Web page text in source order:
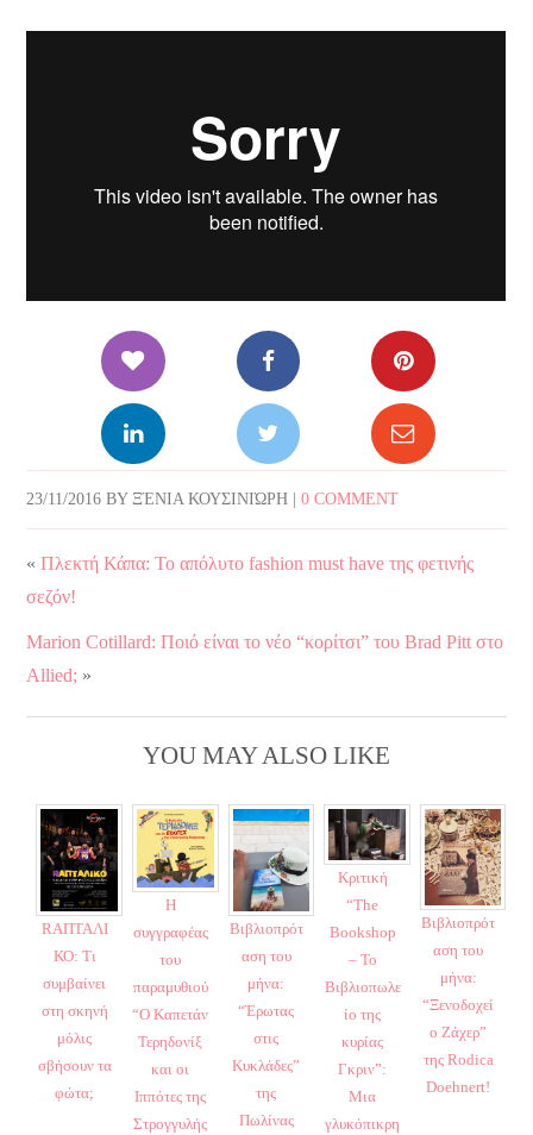
23/11/2016 BYΞΈΝΙΑ ΚΟΥΣΙΝΙΏΡΗ |0 COMMENT
«Πλεκτή Κάπα: Το απόλυτο fashion must have της φετινής
σεζόν!
Marion Cotillard: Ποιό είναι το νέο “κορίτσι” του Brad Pitt στο
Allied; »
YOU MAY ALSO LIKE
RΑΠΤΑΛΙ
ΚΟ: Τι
συμβαίνει
στη σκηνή
μόλις
σβήσουν τα
φώτα;
Η
συγγραφέας
του
παραμυθιού
“Ο Καπετάν
Τερηδονίξ
και οι
Ιππότες της
Στρογγυλής
Βιβλιοπρότ
αση του
μήνα:
“Έρωτας
στις
Κυκλάδες”
της
Πωλίνας
Κριτική
“The
Bookshop
– Το
Βιβλιοπωλε
ίο της
κυρίας
Γκριν”:
Μια
γλυκόπικρη
Βιβλιοπρότ
αση του
μήνα:
“Ξενοδοχεί
ο Ζάχερ”
της Rodica
Doehnert!